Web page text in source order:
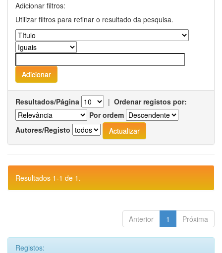
Adicionar filtros:
Utilizar filtros para refinar o resultado da pesquisa.
Resultados/Página | Ordenar registos por:
Por ordem
Autores/Registo
Resultados 1-1 de 1.
Anterior 1 Próxima
Registos: